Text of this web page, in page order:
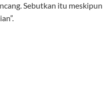
Sebutkan itu meskipun